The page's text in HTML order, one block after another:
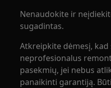
Nenaudokite ir
sugadintas.
Atkreipkite dėmesį, kad
neprofesionalus
pasekmių, jei nebus
panaikinti garantiją.